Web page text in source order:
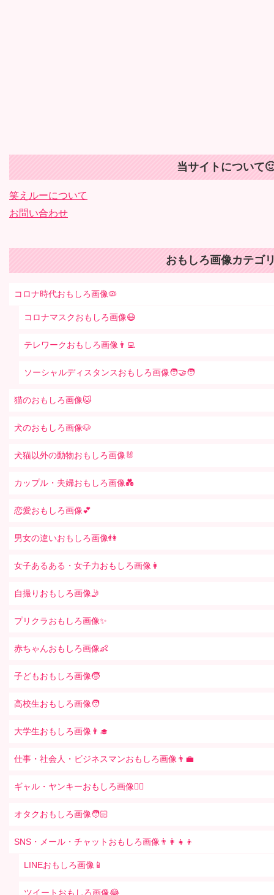
当サイトについて
笑えルーについて
お問い合わせ
おもしろ画像カテゴ
コロナ時代おもしろ画像🦠
コロナマスクおもしろ画像😷
テレワークおもしろ画像👨‍💻
ソーシャルディスタンスおもしろ画像🧑‍🤝‍🧑
猫のおもしろ画像🐱
犬のおもしろ画像🐶
犬猫以外の動物おもしろ画像🐰
カップル・夫婦おもしろ画像💑
恋愛おもしろ画像💕
男女の違いおもしろ画像👫
女子あるある・女子力おもしろ画像👩
自撮りおもしろ画像🤳
プリクラおもしろ画像✨
赤ちゃんおもしろ画像👶
子どもおもしろ画像🧒
高校生おもしろ画像🧑
大学生おもしろ画像👨‍🎓
仕事・社会人・ビジネスマンおもしろ画像👨‍💼
ギャル・ヤンキーおもしろ画像👱‍♀️
オタクおもしろ画像🧑🏻
SNS・メール・チャットおもしろ画像👨‍👩‍👧‍👦
LINEおもしろ画像📱
ツイートおもしろ画像😂